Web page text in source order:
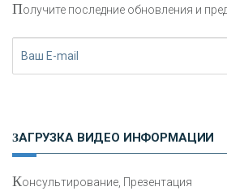
Получите последние обновления и
ЗАГРУЗКА ВИДЕО ИНФОРМАЦИИ
Консультирование, Презентация